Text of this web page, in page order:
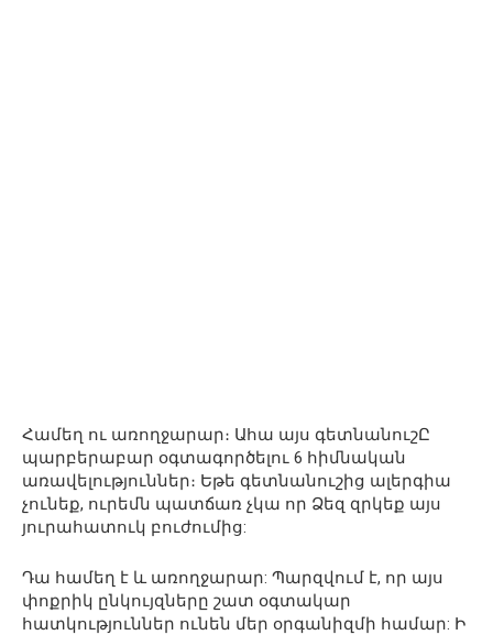
Համեղ ու առողջարար։ Ահա այս գետնանուշԸ
պարբերաբար օգտագործելու 6 հիմնական
առավելություններ։ Եթե ​​գետնանուշից ալերգիա
չունեք, ուրեմն պատճառ չկա որ Ձեզ զրկեք այս
յուրահատուկ բուժումից:
Դա համեղ է և առողջարար: Պարզվում է, որ այս
փոքրիկ ընկույզները շատ օգտակար
հատկություններ ունեն մեր օրգանիզմի համար: Ի